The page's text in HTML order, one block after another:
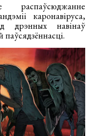
каронавіруса,
дрэнных навінаў